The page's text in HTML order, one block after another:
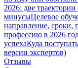
2026: две
минусыЦелевое
направление, сроки,
профессию в 2026
успехаКуда
версии экспертов)
Отзывы